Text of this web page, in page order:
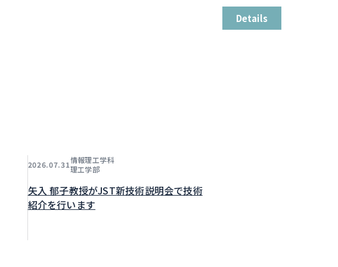
Details
2026.07.31情報理工学科
理工学部
矢入 郁子教授がJST新技術説明会で技術
紹介を行います